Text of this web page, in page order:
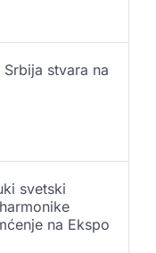
stvara na
svetski
na Ekspo